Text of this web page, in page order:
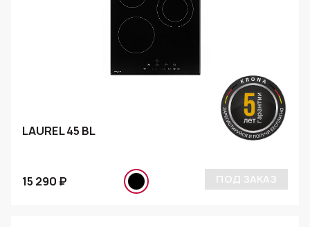
LAUREL 45 BL
15 290 ₽ ПОД ЗАКАЗ